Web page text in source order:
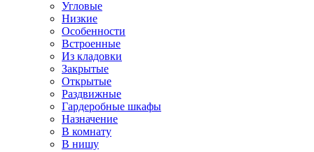
Угловые
Низкие
Особенности
Встроенные
Из кладовки
Закрытые
Открытые
Раздвижные
Гардеробные шкафы
Назначение
В комнату
В нишу